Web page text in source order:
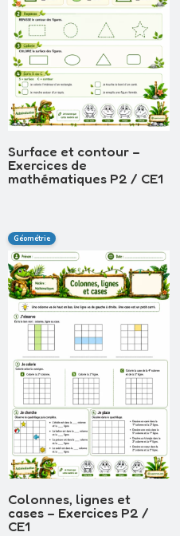
Surface et contour –
Exercices de
mathématiques P2 / CE1
Géométrie
Colonnes, lignes et
cases – Exercices P2 /
CE1